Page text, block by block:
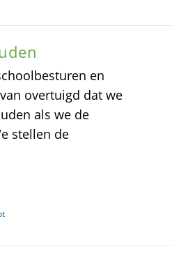
en
overtuigd dat we
als we de
stellen de